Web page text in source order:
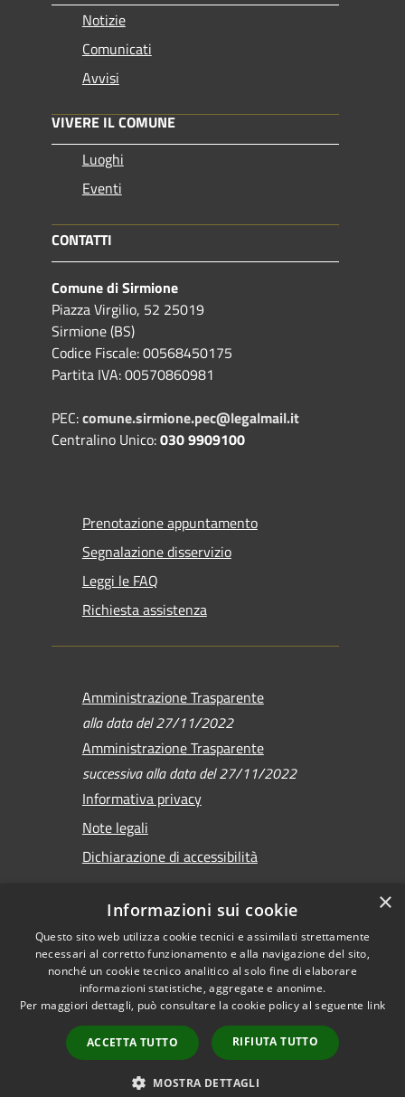
Notizie
Comunicati
Avvisi
VIVERE IL COMUNE
Luoghi
Eventi
CONTATTI
Comune di Sirmione
Piazza Virgilio, 52 25019
Sirmione (BS)
Codice Fiscale: 00568450175
Partita IVA: 00570860981
PEC:comune.sirmione.pec@legalmail.it
Centralino Unico:030 9909100
Prenotazione appuntamento
Segnalazione disservizio
Leggi le FAQ
Richiesta assistenza
Amministrazione Trasparente
alla data del 27/11/2022
Amministrazione Trasparente
successiva alla data del 27/11/2022
Informativa privacy
Note legali
Dichiarazione di accessibilità
RSS
Accessibilità
Privacy
Cookie
Mappa del sito
Versione
Copyright © 2026 •
Comune di Sirmione •
Powered by
Municipium•
Accesso redazione
×
Informazioni sui cookie
Questo sito web utilizza cookie tecnici e assimilati strettamente
necessari al corretto funzionamento e alla navigazione del sito,
nonché un cookie tecnico analitico al solo fine di elaborare
informazioni statistiche, aggregate e anonime.
Per maggiori dettagli, può consultare la cookie policy al seguente link
ACCETTA TUTTO RIFIUTA TUTTO
MOSTRA DETTAGLI